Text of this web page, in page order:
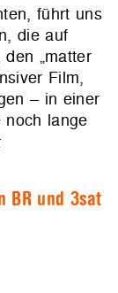
führt uns
die auf
„matter
Film,
– in einer
noch lange
BR und 3sat